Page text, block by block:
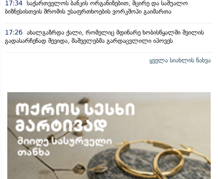
17:34 საქართველოს ბანკის ორგანიზებით, მცირე და საშუალო
ბიზნესისთვის შრომის უსაფრთხოების ვორკშოპი გაიმართა
17:26 ახალგაზრდა ქალი, რომელიც მდინარე ხობისწყალში შვილის
გადასარჩენად შევიდა, მაშველებმა გარდაცვლილი იპოვეს
ყველა სიახლის ნახვა